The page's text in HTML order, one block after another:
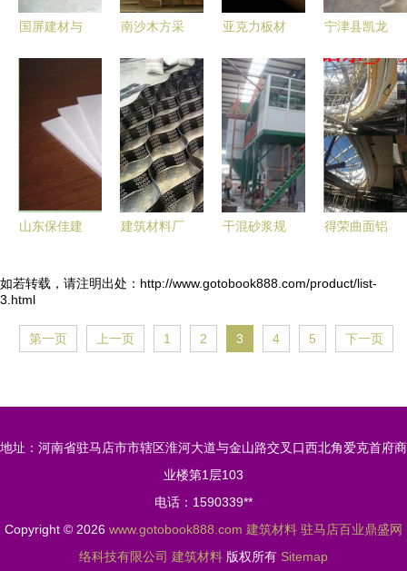
国屏建材与
的亮点与思
考
南沙木方采
何选择优质
供应商与宙
美建材24小
时服务解析
亚克力板材
机械设备全
解析
宁津县凯龙
专业机械设
备生产供应
商的品牌之
路
山东保佳建
设备 创新
驱动品质，
技术引领未
建筑材料厂
分析 行业
动态
干混砂浆规
械设备全面
得荣曲面铝
铝乐建材在
应用与前景
如若转载，请注明出处：http://www.gotobook888.com/product/list-
3.html
第一页 上一页 1 2 3 4 5 下一页
地址：河南省驻马店市市辖区淮河大道与金山路交叉口西北角爱克首府商
业楼第1层103
电话：1590339**
Copyright © 2026 www.gotobook888.com 建筑材料 驻马店百业鼎盛网
络科技有限公司 建筑材料 版权所有 Sitemap